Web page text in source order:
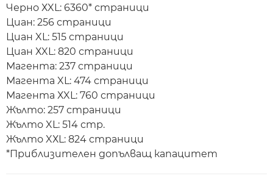
Черно ХXL: 6360* страници
Циан: 256 страници
Циан XL: 515 страници
Циан ХXL: 820 страници
Магента: 237 страници
Магента XL: 474 страници
Магента ХXL: 760 страници
Жълто: 257 страници
Жълто XL: 514 стр.
Жълто XХL: 824 страници
*Приблизителен допълващ капацитет